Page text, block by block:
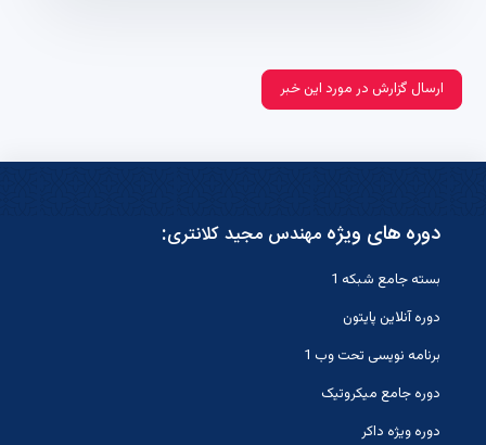
ارسال گزارش در مورد این خبر
دوره های ویژه مهندس مجید کلانتری:
بسته جامع شبکه 1
دوره آنلاین پایتون
برنامه نویسی تحت وب 1
دوره جامع میکروتیک
دوره ویژه داکر